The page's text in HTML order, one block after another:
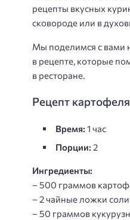
рецепты вкусных
сковороде или в
Мы поделимся с вами
в рецепте, которые
в ресторане.
Рецепт
Время: 1 час
Порции: 2
Ингредиенты:
– 500 граммов
– 2 чайные ложки
– 50 граммов